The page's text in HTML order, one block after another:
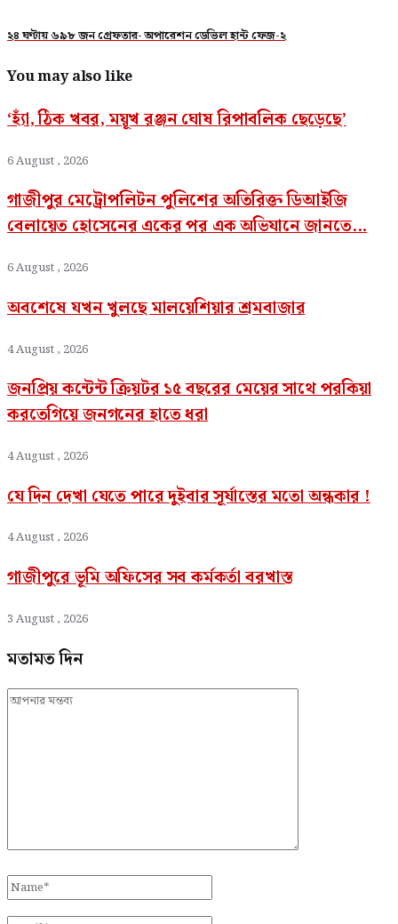
২৪ ঘণ্টায় ৬৯৮ জন গ্রেফতার- অপারেশন ডেভিল হান্ট ফেজ-২
You may also like
‘হ্যাঁ, ঠিক খবর, ময়ূখ রঞ্জন ঘোষ রিপাবলিক ছেড়েছে’
6 August , 2026
গাজীপুর মেট্রোপলিটন পুলিশের অতিরিক্ত ডিআইজি
বেলায়েত হোসেনের একের পর এক অভিযানে জানতে...
6 August , 2026
অবশেষে যখন খুলছে মালয়েশিয়ার শ্রমবাজার
4 August , 2026
জনপ্রিয় কন্টেন্ট ক্রিয়টর ১৫ বছরের মেয়ের সাথে পরকিয়া
করতেগিয়ে জনগনের হাতে ধরা
4 August , 2026
যে দিন দেখা যেতে পারে দুইবার সূর্যাস্তের মতো অন্ধকার !
4 August , 2026
গাজীপুরে ভূমি অফিসের সব কর্মকর্তা বরখাস্ত
3 August , 2026
মতামত দিন